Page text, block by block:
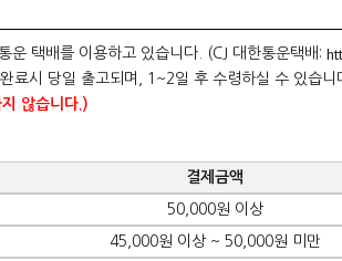
운 택배를 이용하고 있습니다. (CJ 대한통운택배:
료시 당일 출고되며, 1~2일 후 수령하실 수 있습니
않습니다.)
결제금액
50,000원 이상
45,000원 이상 ~ 50,000원 미만